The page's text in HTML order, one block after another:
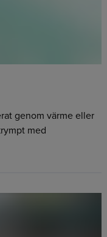
genom värme eller
med